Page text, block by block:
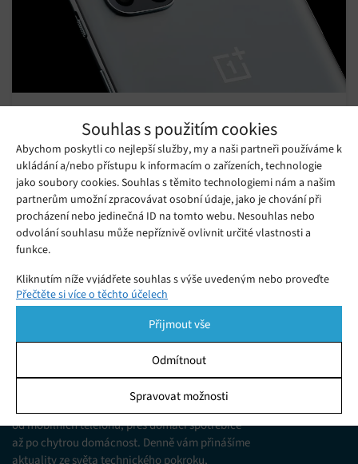
Souhlas s použitím cookies
Abychom poskytli co nejlepší služby, my a naši partneři používáme k
ukládání a/nebo přístupu k informacím o zařízeních, technologie
jako soubory cookies. Souhlas s těmito technologiemi nám a našim
partnerům umožní zpracovávat osobní údaje, jako je chování při
procházení nebo jedinečná ID na tomto webu. Nesouhlas nebo
odvolání souhlasu může nepříznivě ovlivnit určité vlastnosti a
funkce.
Kliknutím níže vyjádřete souhlas s výše uvedeným nebo proveďte
podrobnější rozhodnutí. Vaše volby budou použity pouze na tomto
pomocí přepínačů v Zásadách cookies nebo kliknutím na tlačítko
Spravovat souhlas ve spodní části obrazovky.
Ukládání a/nebo přístup k informacím v zařízení, Porozumění
publiku prostřednictvím statistik nebo kombinací údajů z
různých zdrojů.
Přečtěte si více o těchto účelech
Přijmout vše
Odmítnout
Spravovat možnosti
OnePlus 9T se nedočkáme
Středa 22. 09. 2021 Samuel
Nyní máme konečně jasno – společnost OnePlus totiž
potvrdila, že letos nevydá vlajkovou loď řady T, tedy model
OnePlus 9T.
Jsme web zajímající se o technologické novinky
od mobilních telefonů, přes domácí spotřebiče
až po chytrou domácnost. Denně vám přinášíme
aktuality ze světa technického pokroku,